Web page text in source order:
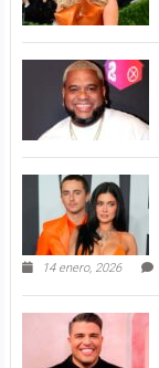
14 enero, 2026